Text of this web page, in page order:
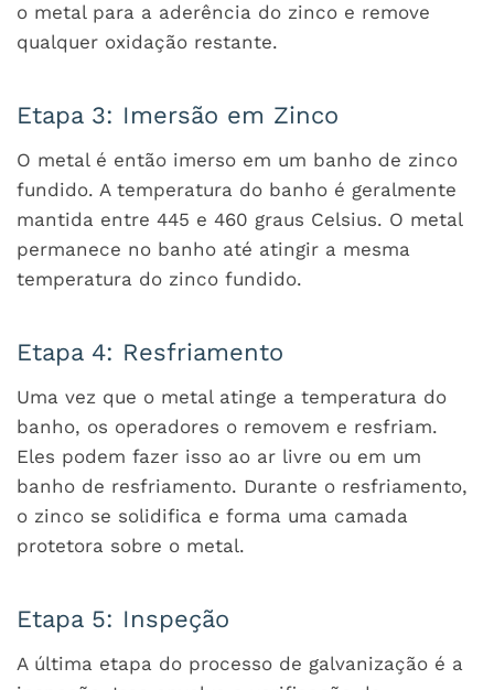
o metal para a aderência do zinco e remove
qualquer oxidação restante.
Etapa 3: Imersão em Zinco
O metal é então imerso em um banho de zinco
fundido. A temperatura do banho é geralmente
mantida entre 445 e 460 graus Celsius. O metal
permanece no banho até atingir a mesma
temperatura do zinco fundido.
Etapa 4: Resfriamento
Uma vez que o metal atinge a temperatura do
banho, os operadores o removem e resfriam.
Eles podem fazer isso ao ar livre ou em um
banho de resfriamento. Durante o resfriamento,
o zinco se solidifica e forma uma camada
protetora sobre o metal.
Etapa 5: Inspeção
A última etapa do processo de galvanização é a